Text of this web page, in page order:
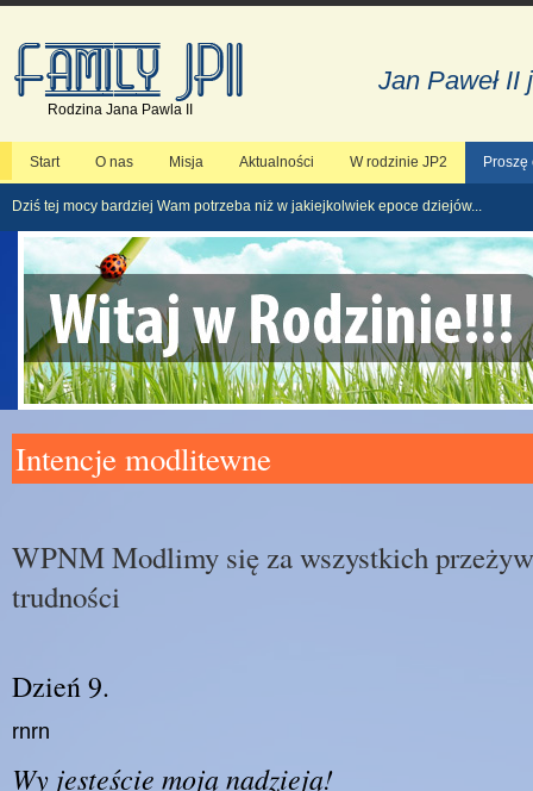
Rodzina Jana Pawla II
Jan Paweł
Start O nas Misja Aktualności W rodzinie JP2 Proszę
Dziś tej mocy bardziej Wam potrzeba niż w jakiejkolwiek epoce dziejów...
Intencje modlitewne
WPNM Modlimy się za wszystkich
trudności
Dzień 9.
rnrn
Wy jesteście moją nadzieją!